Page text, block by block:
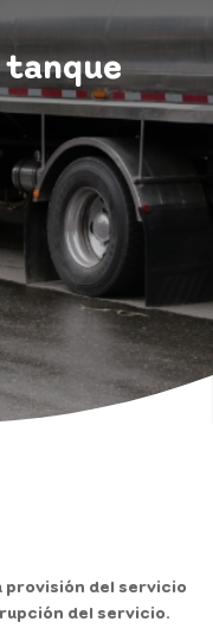
tanque
del servicio
del servicio.